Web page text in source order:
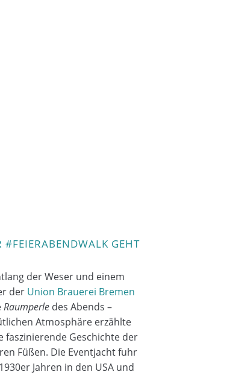
#FEIERABENDWALK GEHT
der Weser und einem
der Union Brauerei Bremen
Raumperledes Abends –
Atmosphäre erzählte
faszinierende Geschichte der
Füßen. Die Eventjachtfuhr
Jahren in den USA und